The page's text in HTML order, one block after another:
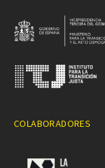
COLABORADORES